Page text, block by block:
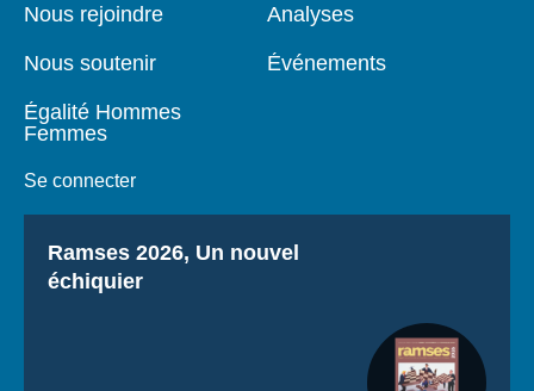
Nous rejoindre
Nous soutenir
Égalité Hommes
Femmes
Se connecter
Analyses
Événements
Titre
Ramses 2026, Un nouvel
échiquier